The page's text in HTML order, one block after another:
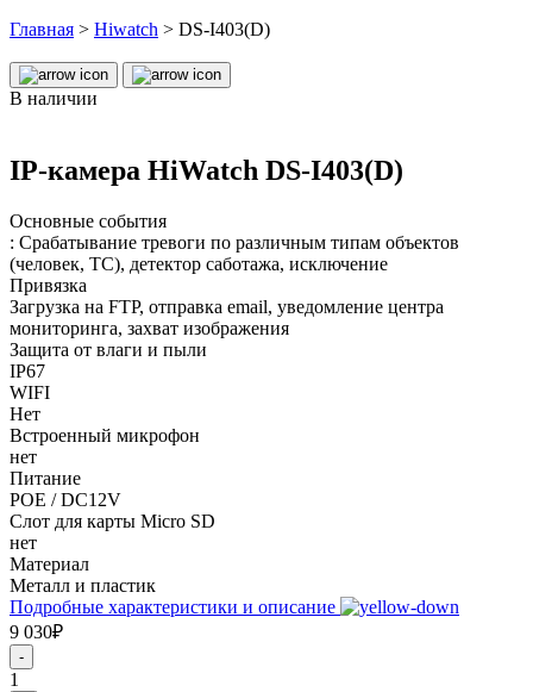
Главная > Hiwatch > DS-I403(D)
В наличии
IP-камера HiWatch DS-I403(D)
Основные события
: Срабатывание тревоги по различным типам объектов
(человек, ТС), детектор саботажа, исключение
Привязка
Загрузка на FTP, отправка email, уведомление центра
мониторинга, захват изображения
Защита от влаги и пыли
IP67
WIFI
Нет
Встроенный микрофон
нет
Питание
POE / DC12V
Слот для карты Micro SD
нет
Материал
Металл и пластик
Подробные характеристики и описание
9 030₽
-
1